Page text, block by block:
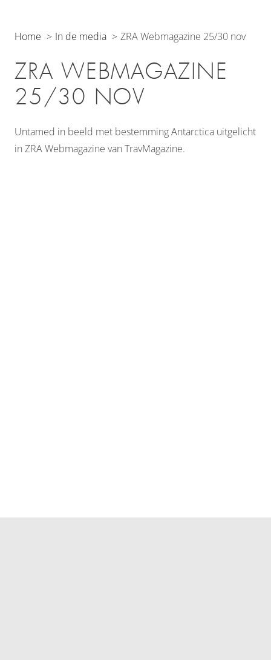
Home In de media ZRA Webmagazine 25/30 nov
ZRA WEBMAGAZINE
25/30 NOV
Untamed in beeld met bestemming Antarctica uitgelicht
in ZRA Webmagazine van TravMagazine.